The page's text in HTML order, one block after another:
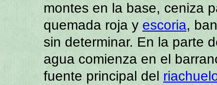
montes en la base, ceniza
quemada roja y escoria,
sin determinar. En la parte
agua comienza en el
fuente principal del